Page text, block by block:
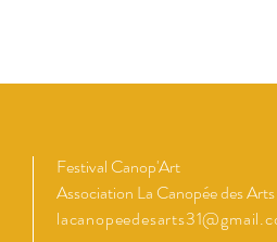
Festival Canop'Art
Association La Canopée des Arts